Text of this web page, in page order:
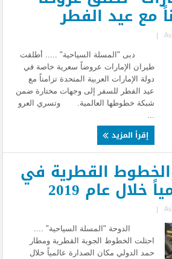
مع عيد الفطر
|
دبى "المسلة السياحية" ..... أطلقت
طيران الإمارات عروضاً سعرية خاصة في
دولة الإمارات العربية المتحدة تزامناً مع
عيد الفطر للسفر إلى وجهات مختارة ضمن
شبكة خطوطها العالمية. وتسري العرو
إقرأ المزيد
القطرية في
خلال عام 2019
|
الدوحة "المسلة السياحية" ....
احتلت الخطوط الجوية القطرية ومطار
حمد الدولي مكان الصدارة عالمياً خلال